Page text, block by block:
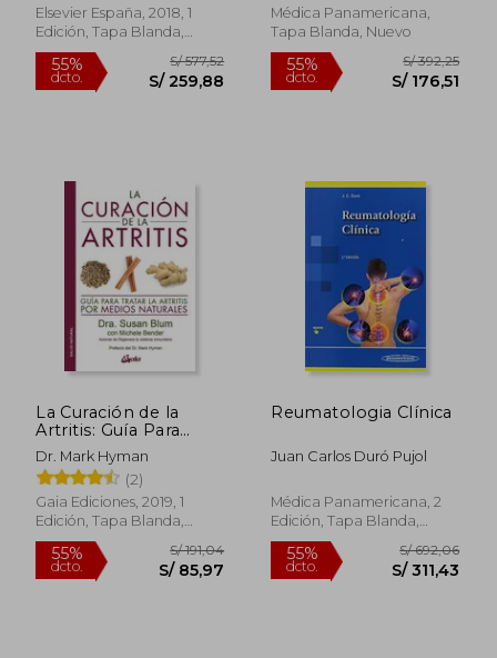
Elsevier España, 2018, 1
Edición, Tapa Blanda,
Nuevo
55%
dcto. S/ 259,88
Médica Panamericana,
Tapa Blanda, Nuevo
55%
dcto.
La Curación de la
Artritis: Guía Para
Tratar la Artritis por
Medios Naturales
Dr. Mark Hyman
(2)
Gaia Ediciones, 2019, 1
Edición, Tapa Blanda,
Nuevo
Reumatologia Clínica
Juan Carlos Duró Pujol
Médica Panamericana, 2
Edición, Tapa Blanda,
Nuevo